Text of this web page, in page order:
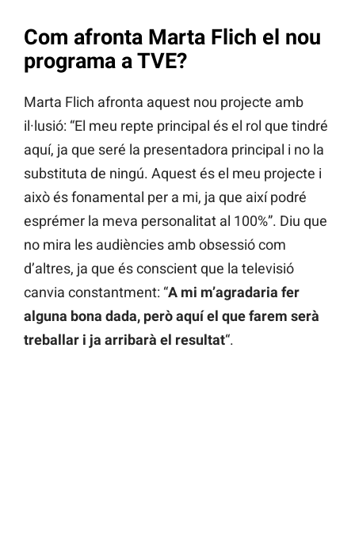
Com afronta Marta Flich el nou
programa a TVE?
Marta Flich afronta aquest nou projecte amb
il·lusió: “El meu repte principal és el rol que tindré
aquí, ja que seré la presentadora principal i no la
substituta de ningú. Aquest és el meu projecte i
això és fonamental per a mi, ja que així podré
esprémer la meva personalitat al 100%”. Diu que
no mira les audiències amb obsessió com
d’altres, ja que és conscient que la televisió
canvia constantment: “A mi m’agradaria fer
alguna bona dada, però aquí el que farem serà
treballar i ja arribarà el resultat“.